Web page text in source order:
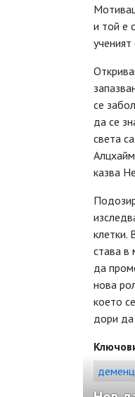
и той е
се
да се
света
казва
клетки.
става в
да
нова
което
дори да